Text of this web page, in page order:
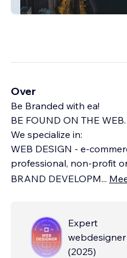
I Am Abel Foundation
Over
Be Branded with ea!
BE FOUND ON THE
We specialize in:
WEB DESIGN - e-
professional, non-profit
BRAND DEVELOPM...
Expert
webdesigner
(2025)